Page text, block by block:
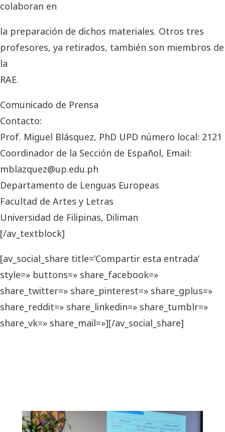
colaboran en
la preparación de dichos materiales. Otros tres
profesores, ya retirados, también son miembros de
la
RAE.
Comunicado de Prensa
Contacto:
Prof. Miguel Blásquez, PhD UPD número local: 2121
Coordinador de la Sección de Español, Email:
mblazquez@up.edu.ph
Departamento de Lenguas Europeas
Facultad de Artes y Letras
Universidad de Filipinas, Diliman
[/av_textblock]
[av_social_share title=’Compartir esta entrada’
style=» buttons=» share_facebook=»
share_twitter=» share_pinterest=» share_gplus=»
share_reddit=» share_linkedin=» share_tumblr=»
share_vk=» share_mail=»][/av_social_share]